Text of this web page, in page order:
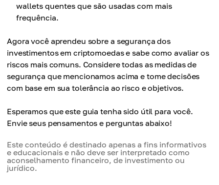
wallets quentes que são usadas com mais
frequência.
Agora você aprendeu sobre a segurança dos
investimentos em criptomoedas e sabe como avaliar os
riscos mais comuns. Considere todas as medidas de
segurança que mencionamos acima e tome decisões
com base em sua tolerância ao risco e objetivos.
Esperamos que este guia tenha sido útil para você.
Envie seus pensamentos e perguntas abaixo!
Este conteúdo é destinado apenas a fins informativos
e educacionais e não deve ser interpretado como
aconselhamento financeiro, de investimento ou
jurídico.